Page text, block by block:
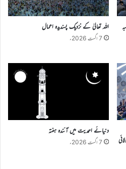
اللہ تعالیٰ کے نزدیک پسندیدہ اعمال
7 اگست 2026ء
العزیز فرمودہ 17؍جولائی
دنیائے احمدیت میں آئندہ ہفتہ
7 اگست 2026ء